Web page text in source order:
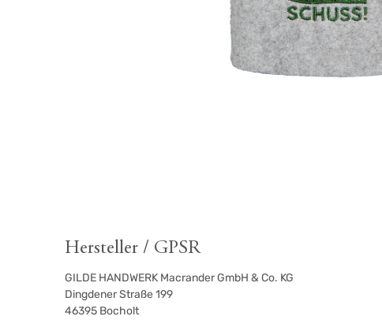
Hersteller / GPSR
GILDE HANDWERK Macrander GmbH & Co. KG
Dingdener Straße 199
46395 Bocholt